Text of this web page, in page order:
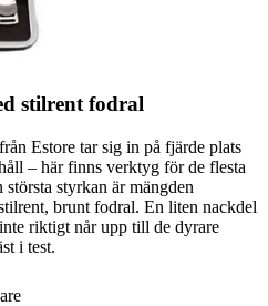
stilrent fodral
Estore tar sig in på fjärde plats
– här finns verktyg för de flesta
styrkan är mängden
brunt fodral. En liten nackdel
riktigt når upp till de dyrare
i test.